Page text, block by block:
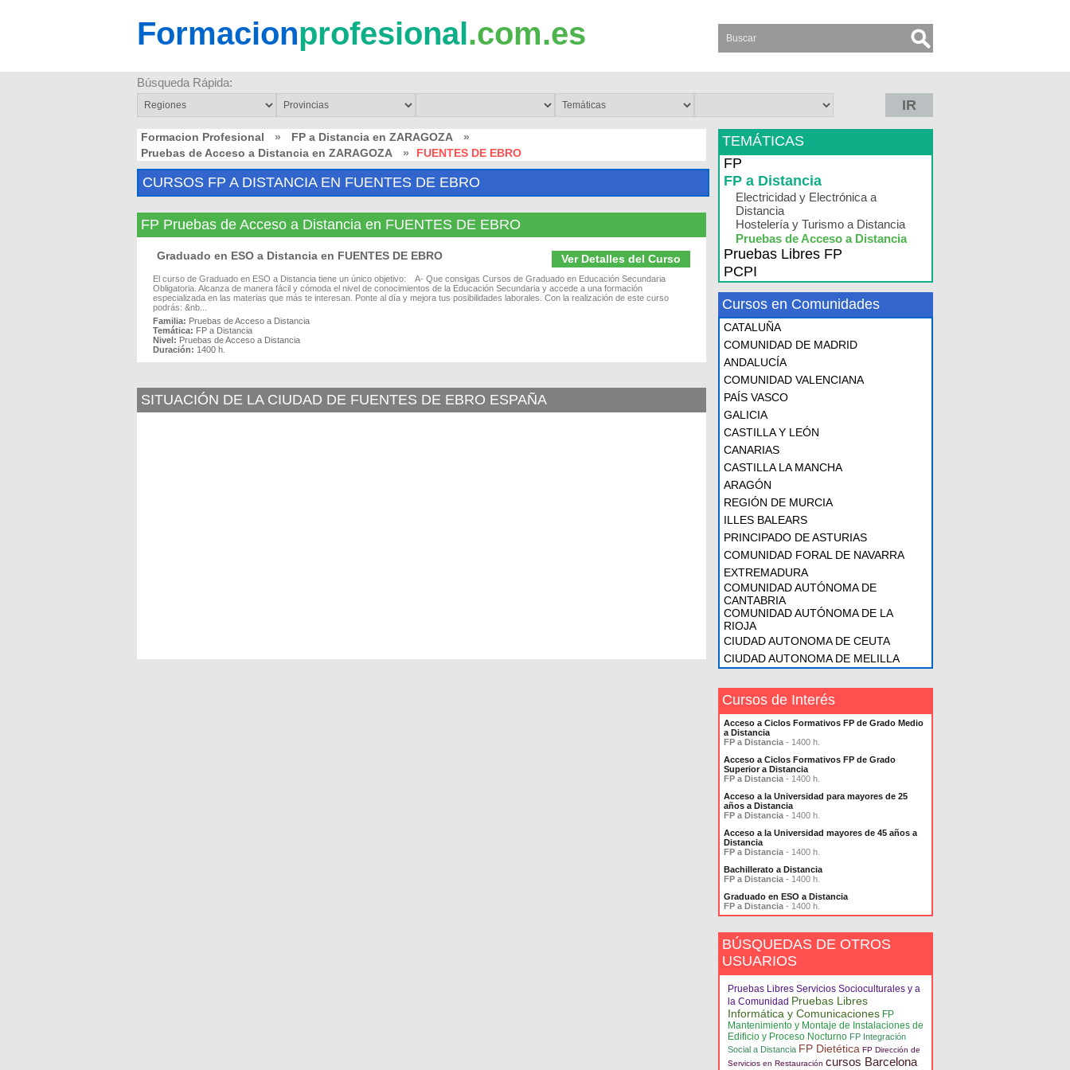
Formacionprofesional.com.es
Búsqueda Rápida:
IR
Formacion Profesional » FP a Distancia en ZARAGOZA
»
Pruebas de Acceso a Distancia en ZARAGOZA
» FUENTES DE EBRO
CURSOS FP A DISTANCIA EN FUENTES DE EBRO
FP Pruebas de Acceso a Distancia en FUENTES DE EBRO
Ver Detalles del Curso
Graduado en ESO a Distancia en FUENTES DE EBRO
El curso de Graduado en ESO a Distancia tiene un único objetivo: A- Que consigas Cursos de Graduado en Educación Secundaria
Obligatoria. Alcanza de manera fácil y cómoda el nivel de conocimientos de la Educación Secundaria y accede a una formación
especializada en las materias que más te interesan. Ponte al día y mejora tus posibilidades laborales. Con la realización de este curso
podrás: &nb...
Familia: Pruebas de Acceso a Distancia
Temática: FP a Distancia
Nivel: Pruebas de Acceso a Distancia
Duración: 1400 h.
SITUACIÓN DE LA CIUDAD DE FUENTES DE EBRO ESPAÑA
TEMÁTICAS
FP
FP a Distancia
Electricidad y Electrónica a
Distancia
Hostelería y Turismo a Distancia
Pruebas de Acceso a Distancia
Pruebas Libres FP
PCPI
Cursos en Comunidades
CATALUÑA
COMUNIDAD DE MADRID
ANDALUCÍA
COMUNIDAD VALENCIANA
PAÍS VASCO
GALICIA
CASTILLA Y LEÓN
CANARIAS
CASTILLA LA MANCHA
ARAGÓN
REGIÓN DE MURCIA
ILLES BALEARS
PRINCIPADO DE ASTURIAS
COMUNIDAD FORAL DE NAVARRA
EXTREMADURA
COMUNIDAD AUTÓNOMA DE
CANTABRIA
COMUNIDAD AUTÓNOMA DE LA
RIOJA
CIUDAD AUTONOMA DE CEUTA
CIUDAD AUTONOMA DE MELILLA
Cursos de Interés
Acceso a Ciclos Formativos FP de Grado Medio
a Distancia
FP a Distancia - 1400 h.
Acceso a Ciclos Formativos FP de Grado
Superior a Distancia
FP a Distancia - 1400 h.
Acceso a la Universidad para mayores de 25
años a Distancia
FP a Distancia - 1400 h.
Acceso a la Universidad mayores de 45 años a
Distancia
FP a Distancia - 1400 h.
Bachillerato a Distancia
FP a Distancia - 1400 h.
Graduado en ESO a Distancia
FP a Distancia - 1400 h.
BÚSQUEDAS DE OTROS
USUARIOS
Pruebas Libres Servicios Socioculturales y a
la Comunidad Pruebas Libres
Informática y Comunicaciones FP
Mantenimiento y Montaje de Instalaciones de
Edificio y Proceso Nocturno FP Integración
Social a Distancia FP Dietética FP Dirección de
Servicios en Restauración cursos Barcelona